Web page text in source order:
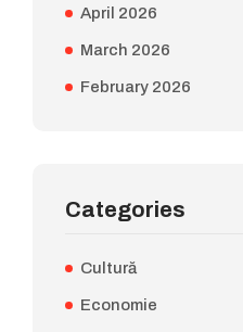
April 2026
March 2026
February 2026
Categories
Cultură
Economie